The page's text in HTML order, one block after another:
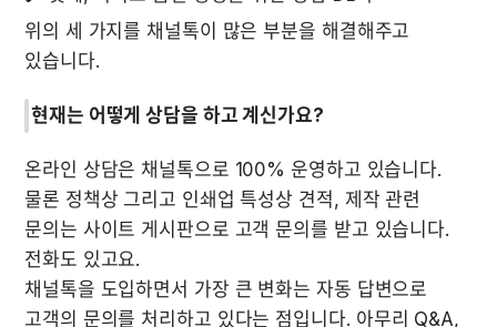
위의 세 가지를 채널톡이 많은 부분을 해결해주고
있습니다.
현재는 어떻게 상담을 하고 계신가요?
온라인 상담은 채널톡으로 100% 운영하고 있습니다.
물론 정책상 그리고 인쇄업 특성상 견적, 제작 관련
문의는 사이트 게시판으로 고객 문의를 받고 있습니다.
전화도 있고요.
채널톡을 도입하면서 가장 큰 변화는 자동 답변으로
고객의 문의를 처리하고 있다는 점입니다. 아무리 Q&A,